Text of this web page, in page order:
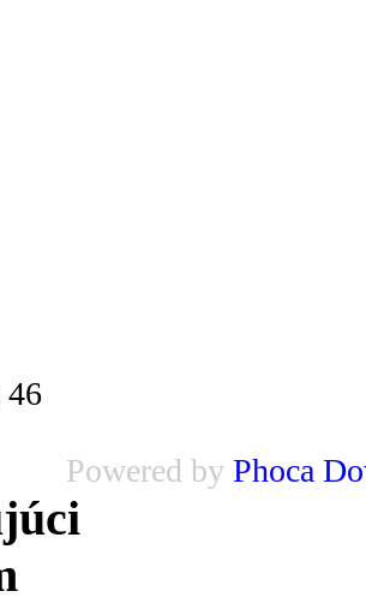
46
Powered by Phoca